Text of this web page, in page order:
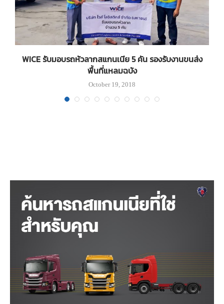
WICE รับมอบรถหัวลากสแกนเนีย 5 คัน รองรับงานขนส่ง
พื้นที่แหลมฉบัง
October 19, 2018